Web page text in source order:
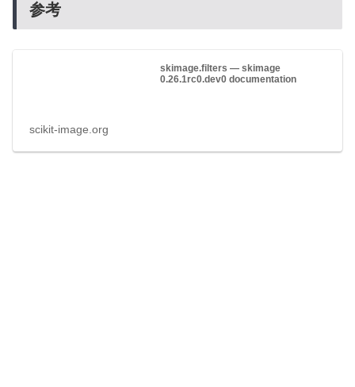
参考
skimage.filters — skimage
0.26.1rc0.dev0 documentation
scikit-image.org